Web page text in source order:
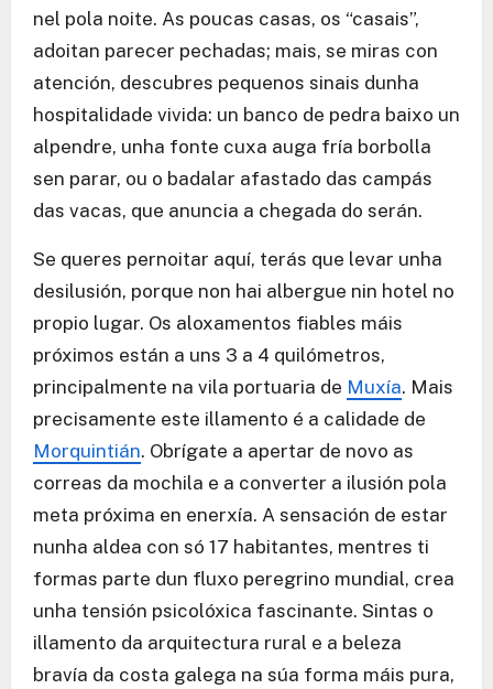
nel pola noite. As poucas casas, os “casais”,
adoitan parecer pechadas; mais, se miras con
atención, descubres pequenos sinais dunha
hospitalidade vivida: un banco de pedra baixo un
alpendre, unha fonte cuxa auga fría borbolla
sen parar, ou o badalar afastado das campás
das vacas, que anuncia a chegada do serán.
Se queres pernoitar aquí, terás que levar unha
desilusión, porque non hai albergue nin hotel no
propio lugar. Os aloxamentos fiables máis
próximos están a uns 3 a 4 quilómetros,
principalmente na vila portuaria de Muxía. Mais
precisamente este illamento é a calidade de
Morquintián. Obrígate a apertar de novo as
correas da mochila e a converter a ilusión pola
meta próxima en enerxía. A sensación de estar
nunha aldea con só 17 habitantes, mentres ti
formas parte dun fluxo peregrino mundial, crea
unha tensión psicolóxica fascinante. Sintas o
illamento da arquitectura rural e a beleza
bravía da costa galega na súa forma máis pura,